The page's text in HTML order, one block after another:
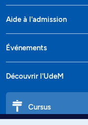
Aide à l'admission
Événements
Découvrir l'UdeM
Cursus